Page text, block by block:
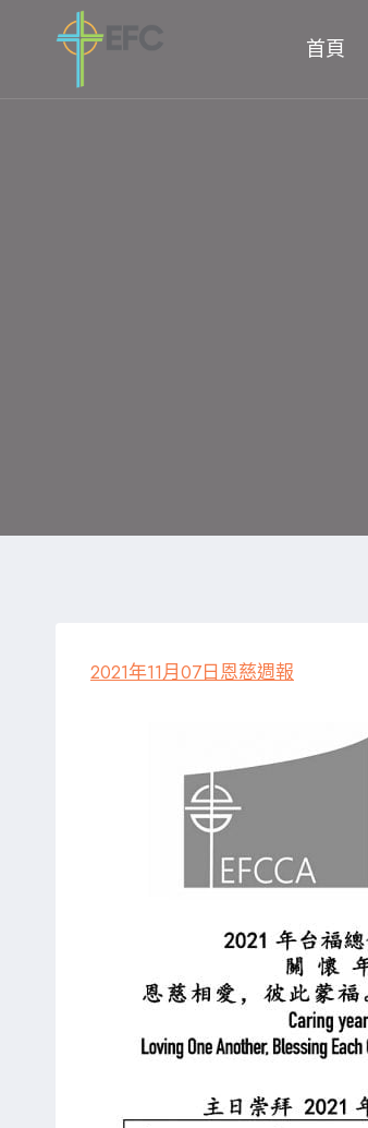
首頁
2021年11月07日恩慈週報